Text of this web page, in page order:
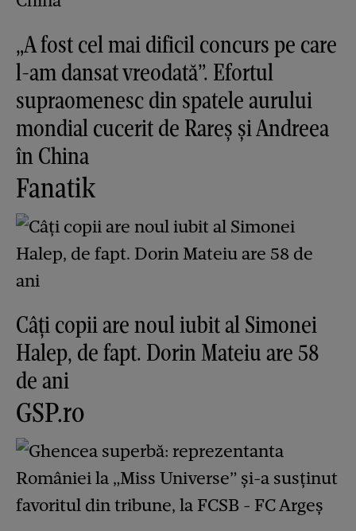
„A fost cel mai dificil concurs pe care
l-am dansat vreodată”. Efortul
supraomenesc din spatele aurului
mondial cucerit de Rareș și Andreea
în China
Fanatik
Câți copii are noul iubit al Simonei
Halep, de fapt. Dorin Mateiu are 58
de ani
GSP.ro